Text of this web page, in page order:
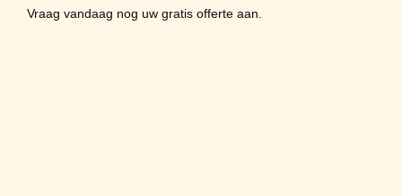
Vraag vandaag nog uw gratis offerte aan.